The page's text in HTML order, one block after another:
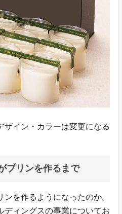
イン・カラーは変更になる
プリンを作るまで
を作るようになったのか。
ディングスの事業についてお